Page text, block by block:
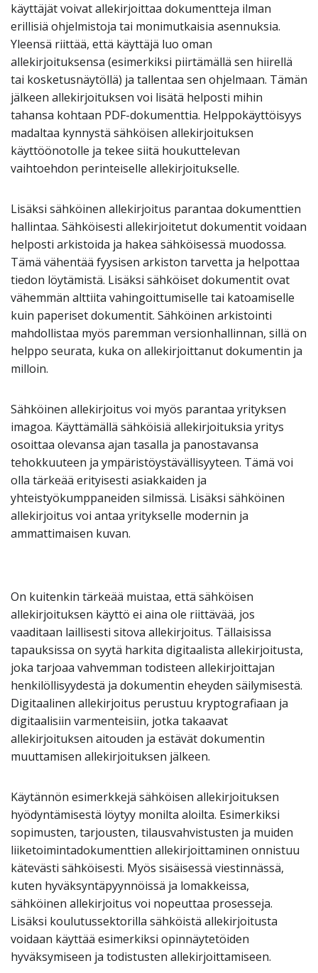
käyttäjät voivat allekirjoittaa dokumentteja ilman
erillisiä ohjelmistoja tai monimutkaisia asennuksia.
Yleensä riittää, että käyttäjä luo oman
allekirjoituksensa (esimerkiksi piirtämällä sen hiirellä
tai kosketusnäytöllä) ja tallentaa sen ohjelmaan. Tämän
jälkeen allekirjoituksen voi lisätä helposti mihin
tahansa kohtaan PDF-dokumenttia. Helppokäyttöisyys
madaltaa kynnystä sähköisen allekirjoituksen
käyttöönotolle ja tekee siitä houkuttelevan
vaihtoehdon perinteiselle allekirjoitukselle.
Lisäksi sähköinen allekirjoitus parantaa dokumenttien
hallintaa. Sähköisesti allekirjoitetut dokumentit voidaan
helposti arkistoida ja hakea sähköisessä muodossa.
Tämä vähentää fyysisen arkiston tarvetta ja helpottaa
tiedon löytämistä. Lisäksi sähköiset dokumentit ovat
vähemmän alttiita vahingoittumiselle tai katoamiselle
kuin paperiset dokumentit. Sähköinen arkistointi
mahdollistaa myös paremman versionhallinnan, sillä on
helppo seurata, kuka on allekirjoittanut dokumentin ja
milloin.
Sähköinen allekirjoitus voi myös parantaa yrityksen
imagoa. Käyttämällä sähköisiä allekirjoituksia yritys
osoittaa olevansa ajan tasalla ja panostavansa
tehokkuuteen ja ympäristöystävällisyyteen. Tämä voi
olla tärkeää erityisesti asiakkaiden ja
yhteistyökumppaneiden silmissä. Lisäksi sähköinen
allekirjoitus voi antaa yritykselle modernin ja
ammattimaisen kuvan.
On kuitenkin tärkeää muistaa, että sähköisen
allekirjoituksen käyttö ei aina ole riittävää, jos
vaaditaan laillisesti sitova allekirjoitus. Tällaisissa
tapauksissa on syytä harkita digitaalista allekirjoitusta,
joka tarjoaa vahvemman todisteen allekirjoittajan
henkilöllisyydestä ja dokumentin eheyden säilymisestä.
Digitaalinen allekirjoitus perustuu kryptografiaan ja
digitaalisiin varmenteisiin, jotka takaavat
allekirjoituksen aitouden ja estävät dokumentin
muuttamisen allekirjoituksen jälkeen.
Käytännön esimerkkejä sähköisen allekirjoituksen
hyödyntämisestä löytyy monilta aloilta. Esimerkiksi
sopimusten, tarjousten, tilausvahvistusten ja muiden
liiketoimintadokumenttien allekirjoittaminen onnistuu
kätevästi sähköisesti. Myös sisäisessä viestinnässä,
kuten hyväksyntäpyynnöissä ja lomakkeissa,
sähköinen allekirjoitus voi nopeuttaa prosesseja.
Lisäksi koulutussektorilla sähköistä allekirjoitusta
voidaan käyttää esimerkiksi opinnäytetöiden
hyväksymiseen ja todistusten allekirjoittamiseen.